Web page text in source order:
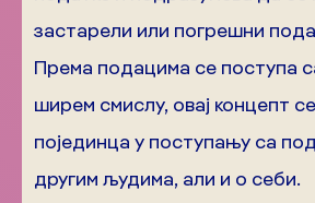
застарели или погрешни
Према подацима се поступа
ширем смислу, овај концепт
појединца у поступању са
другим људима, али и о себи.